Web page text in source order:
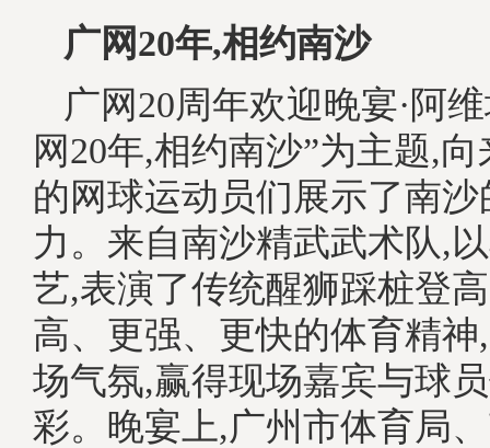
广网20年,相约南沙
广网20周年欢迎晚宴·阿
网20年,相约南沙”为主题,
的网球运动员们展示了南
力。来自南沙精武武术队,
艺,表演了传统醒狮踩桩登
高、更强、更快的体育精
场气氛,赢得现场嘉宾与球
彩。晚宴上,广州市体育局